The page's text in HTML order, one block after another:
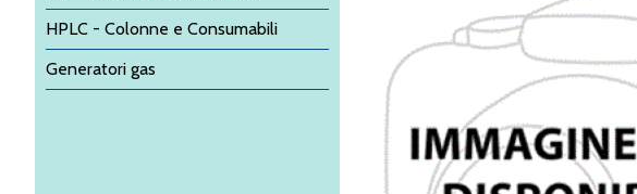
HPLC - Colonne e Consumabili
Generatori gas